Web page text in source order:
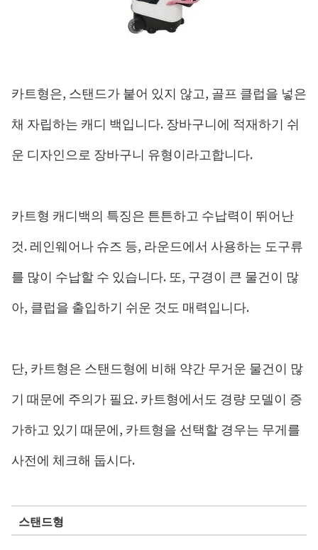
카트형은, 스탠드가 붙어 있지 않고, 골프 클럽을 넣은
채 자립하는 캐디 백입니다. 장바구니에 적재하기 쉬
운 디자인으로 장바구니 유형이라고합니다.
카트형 캐디백의 특징은 튼튼하고 수납력이 뛰어난
것. 레인웨어나 슈즈 등, 라운드에서 사용하는 도구류
를 많이 수납할 수 있습니다. 또, 구경이 큰 물건이 많
아, 클럽을 출입하기 쉬운 것도 매력입니다.
단, 카트형은 스탠드형에 비해 약간 무거운 물건이 많
기 때문에 주의가 필요. 카트형에서도 경량 모델이 증
가하고 있기 때문에, 카트형을 선택할 경우는 무게를
사전에 체크해 둡시다.
스탠드형